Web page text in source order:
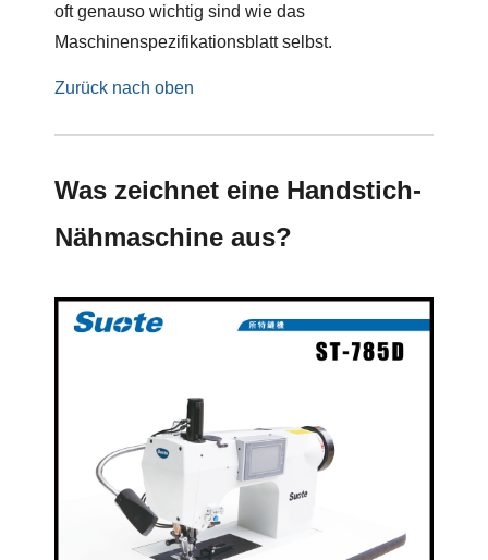
oft genauso wichtig sind wie das
Maschinenspezifikationsblatt selbst.
Zurück nach oben
Was zeichnet eine Handstich-
Nähmaschine aus?